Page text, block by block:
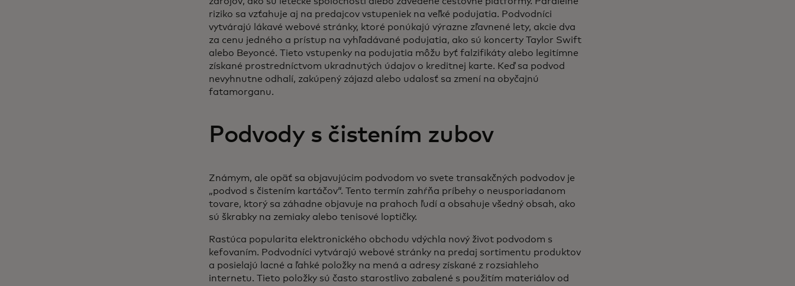
riziko sa vzťahuje aj na predajcov vstupeniek na veľké podujatia. Podvodníci
vytvárajú lákavé webové stránky, ktoré ponúkajú výrazne zľavnené lety, akcie dva
za cenu jedného a prístup na vyhľadávané podujatia, ako sú koncerty Taylor Swift
alebo Beyoncé. Tieto vstupenky na podujatia môžu byť falzifikáty alebo legitímne
získané prostredníctvom ukradnutých údajov o kreditnej karte. Keď sa podvod
nevyhnutne odhalí, zakúpený zájazd alebo udalosť sa zmení na obyčajnú
fatamorganu.
Podvody s čistením zubov
Známym, ale opäť sa objavujúcim podvodom vo svete transakčných podvodov je
„podvod s čistením kartáčov“. Tento termín zahŕňa príbehy o neusporiadanom
tovare, ktorý sa záhadne objavuje na prahoch ľudí a obsahuje všedný obsah, ako
sú škrabky na zemiaky alebo tenisové loptičky.
Rastúca popularita elektronického obchodu vdýchla nový život podvodom s
kefovaním. Podvodníci vytvárajú webové stránky na predaj sortimentu produktov
a posielajú lacné a ľahké položky na mená a adresy získané z rozsiahleho
internetu. Tieto položky sú často starostlivo zabalené s použitím materiálov od